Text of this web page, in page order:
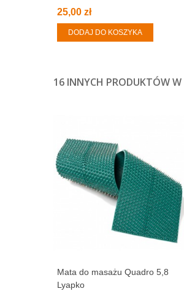
25,00 zł
DODAJ DO KOSZYKA
16 INNYCH PRODUKTÓW W
Mata do masażu Quadro 5,8
Lyapko